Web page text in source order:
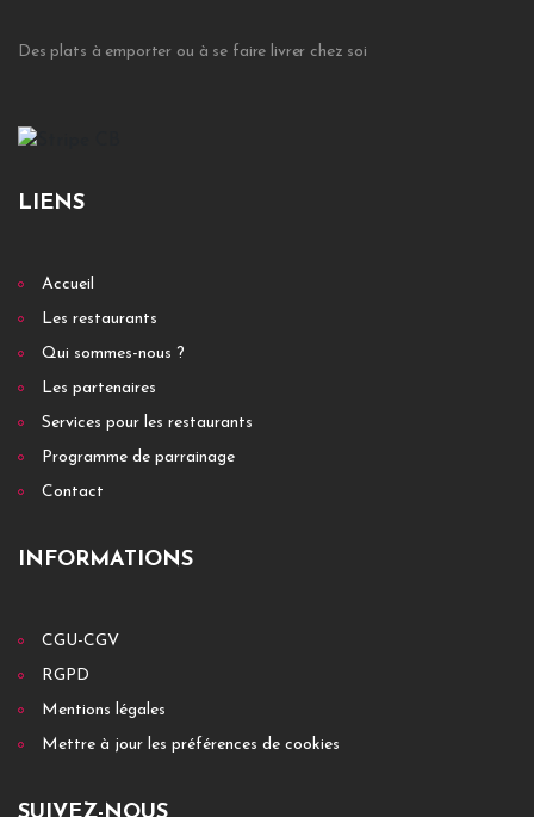
Des plats à emporter ou à se faire livrer chez soi
LIENS
Accueil
Les restaurants
Qui sommes-nous ?
Les partenaires
Services pour les restaurants
Programme de parrainage
Contact
INFORMATIONS
CGU-CGV
RGPD
Mentions légales
Mettre à jour les préférences de cookies